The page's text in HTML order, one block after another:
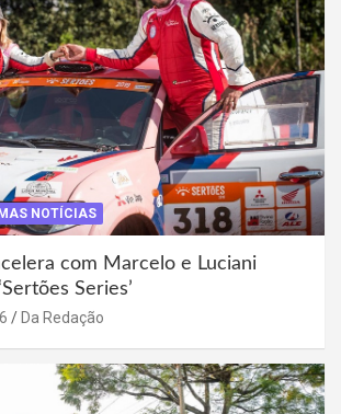
NOTÍCIAS
com Marcelo e Luciani
Series’
Da Redação